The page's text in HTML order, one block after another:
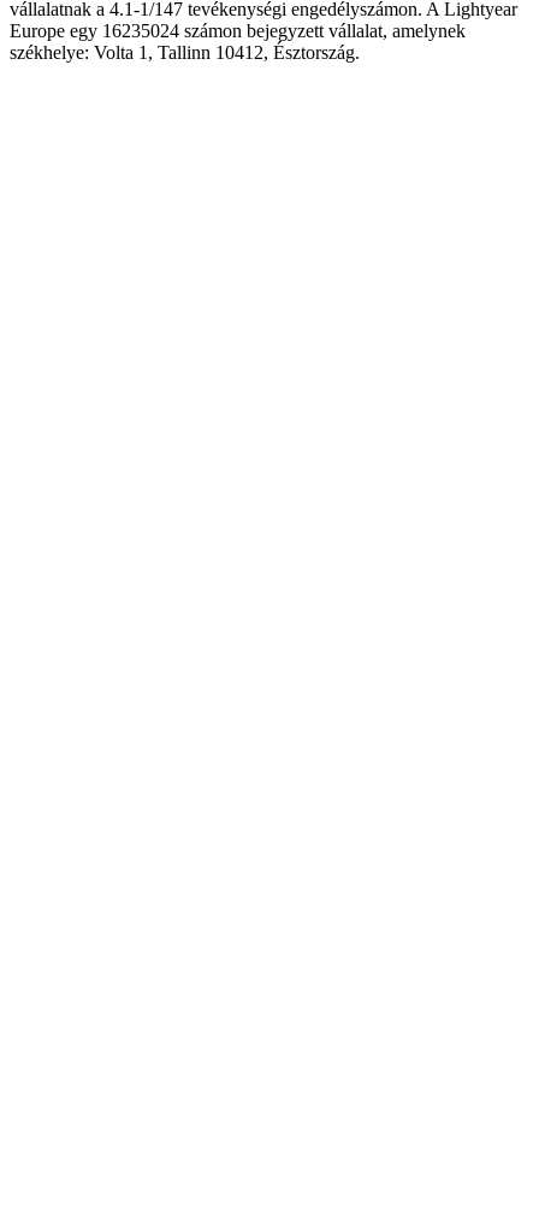
vállalatnak a 4.1-1/147 tevékenységi engedélyszámon. A Lightyear
Europe egy 16235024 számon bejegyzett vállalat, amelynek
székhelye: Volta 1, Tallinn 10412, Észtország.